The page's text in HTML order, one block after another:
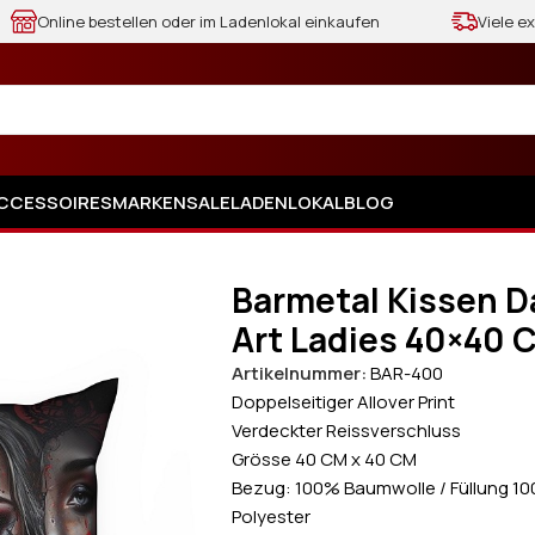
Online bestellen oder im Ladenlokal einkaufen Viele
MARKENSALELADENLOKALBLOG
CM
Barmetal Kissen
Art Ladies 40×40
Artikelnummer:BAR-400
Doppelseitiger Allover Print
Verdeckter Reissverschluss
Grösse 40 CM x 40 CM
Bezug: 100% Baumwolle / Füllung
Polyester